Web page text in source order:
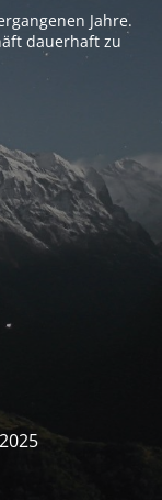
Jahre.
dauerhaft zu